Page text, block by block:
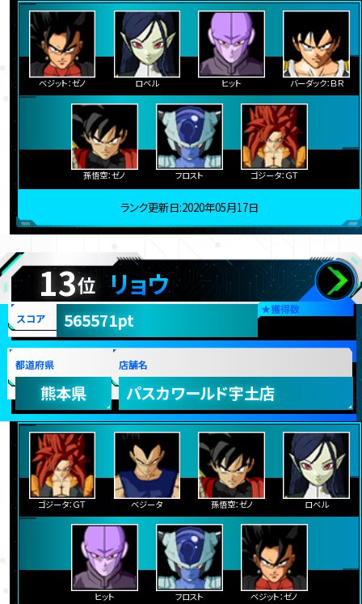
ベジット：ゼノ ロベル ヒット バーダック：ＢＲ
孫悟空：ゼノ フロスト ゴジータ：ＧＴ
ランク更新日:2020年05月17日
13位 リョウ
★獲得数
スコア 565571pt
都道府県
熊本県
店舗名
パスカワールド宇土店
ゴジータ：ＧＴ ベジータ 孫悟空：ゼノ ロベル
ヒット フロスト ベジット：ゼノ